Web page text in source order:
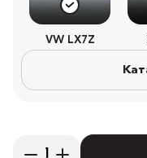
VW LX7Z